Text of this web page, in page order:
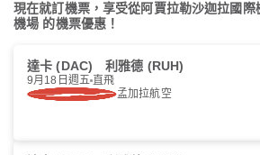
現在就訂機票，享受從阿賈拉勒沙迦拉國
機場 的機票優惠！
達卡 (DAC) 利雅德 (RUH)
9月18日週五 直飛
孟加拉航空